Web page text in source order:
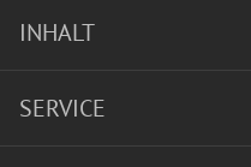
INHALT
SERVICE